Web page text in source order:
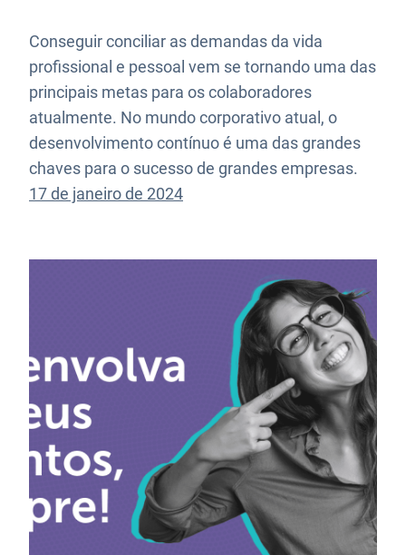
Conseguir conciliar as demandas da vida
profissional e pessoal vem se tornando uma das
principais metas para os colaboradores
atualmente. No mundo corporativo atual, o
desenvolvimento contínuo é uma das grandes
chaves para o sucesso de grandes empresas.
17 de janeiro de 2024